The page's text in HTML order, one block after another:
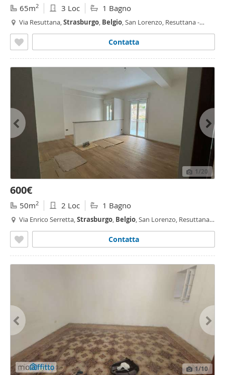
65m2 3 Loc 1 Bagno
Via Resuttana,Strasburgo, Belgio, San Lorenzo, Resuttana -
Contatta
1/20
600€
50m2 2 Loc 1 Bagno
Via Enrico Serretta,Strasburgo, Belgio, San Lorenzo, Resuttana -
Contatta
1/10